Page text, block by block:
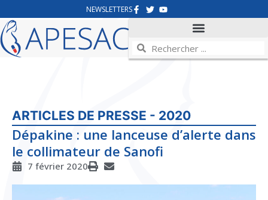
NEWSLETTERS
ARTICLES DE PRESSE - 2020
Dépakine : une lanceuse d’alerte dans
le collimateur de Sanofi
7 février 2020